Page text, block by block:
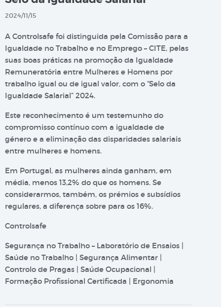
2024/11/15
A Controlsafe foi distinguida pela Comissão para a
Igualdade no Trabalho e no Emprego – CITE, pelas
suas boas práticas na promoção da Igualdade
Remuneratória entre Mulheres e Homens por
trabalho igual ou de igual valor, com o “Selo da
Igualdade Salarial” 2024.
Este reconhecimento é um testemunho do
compromisso contínuo com a igualdade de
género e a eliminação das disparidades salariais
entre mulheres e homens.
Em Portugal, as mulheres ainda ganham, em
média, menos 13,2% do que os homens. Se
considerarmos, também, os prémios e subsídios
regulares, a diferença sobre para os 16%.
Controlsafe
Segurança no Trabalho – Laboratório de Ensaios |
Saúde no Trabalho | Segurança Alimentar |
Controlo de Pragas | Saúde Ocupacional |
Formação Profissional Certificada | Ergonomia